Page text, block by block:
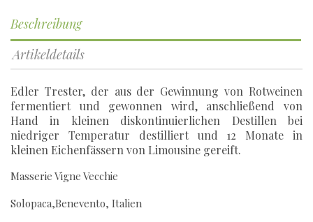
Beschreibung
Artikeldetails
Edler Trester, der aus der Gewinnung von Rotweinen
fermentiert und gewonnen wird, anschließend von
Hand in kleinen diskontinuierlichen Destillen bei
niedriger Temperatur destilliert und 12 Monate in
kleinen Eichenfässern von Limousine gereift.
Masserie Vigne Vecchie
Solopaca,Benevento, Italien